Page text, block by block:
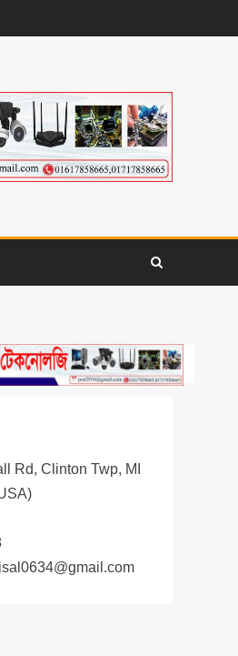
Rd, Clinton Twp, MI